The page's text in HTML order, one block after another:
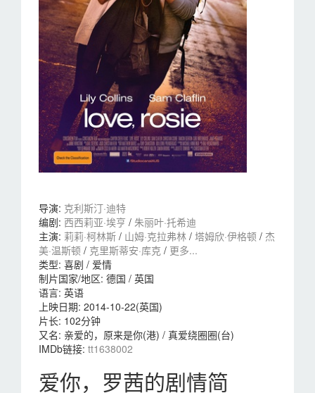
导演: 克利斯汀·迪特
编剧: 西西莉亚·埃亨 / 朱丽叶·托希迪
主演: 莉莉·柯林斯 / 山姆·克拉弗林 / 塔姆欣·伊格顿 / 杰
美·温斯顿 / 克里斯蒂安·库克 / 更多...
类型: 喜剧 / 爱情
制片国家/地区: 德国 / 英国
语言: 英语
上映日期: 2014-10-22(英国)
片长: 102分钟
又名: 亲爱的，原来是你(港) / 真爱绕圈圈(台)
IMDb链接: tt1638002
爱你，罗茜的剧情简